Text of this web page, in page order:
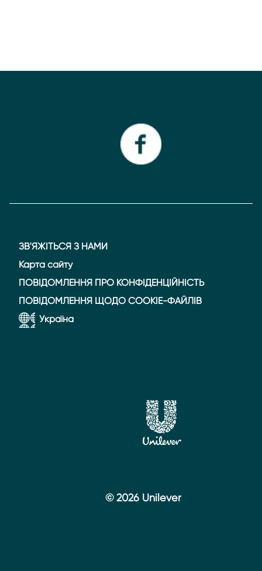
ЗВ'ЯЖІТЬСЯ З НАМИ
Карта сайту
ПОВІДОМЛЕННЯ ПРО КОНФІДЕНЦІЙНІСТЬ
ПОВІДОМЛЕННЯ ЩОДО COOKIE-ФАЙЛІВ
Україна
© 2026 Unilever